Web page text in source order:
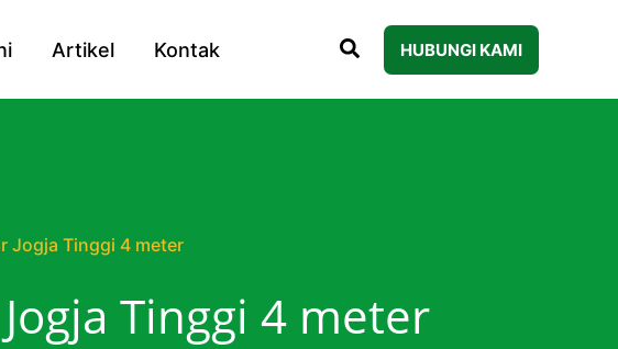
Artikel Kontak HUBUNGI KAMI
Jogja Tinggi 4 meter
Tinggi 4 meter